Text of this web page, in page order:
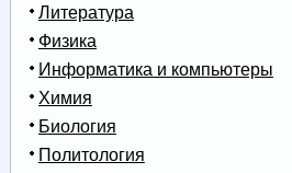
Литература
Физика
Информатика и компьютеры
Химия
Биология
Политология